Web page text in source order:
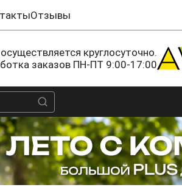
Отзывы
круглосуточно.
заказов ПН-ПТ 9:00-17:00